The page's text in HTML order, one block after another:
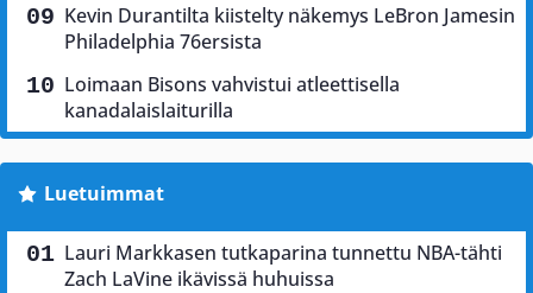
Kevin Durantilta kiistelty näkemys LeBron Jamesin
Philadelphia 76ersista
Loimaan Bisons vahvistui atleettisella
kanadalaislaiturilla
Luetuimmat
Lauri Markkasen tutkaparina tunnettu NBA-tähti
Zach LaVine ikävissä huhuissa